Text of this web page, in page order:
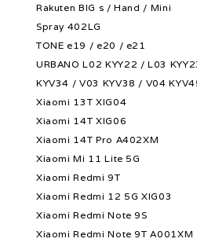
Rakuten BIG s / Hand / Mini
Spray 402LG
TONE e19 / e20 / e21
URBANO L02 KYY22 / L03
KYV34 / V03 KYV38 / V04
Xiaomi 13T XIG04
Xiaomi 14T XIG06
Xiaomi 14T Pro A402XM
Xiaomi Mi 11 Lite 5G
Xiaomi Redmi 9T
Xiaomi Redmi 12 5G XIG03
Xiaomi Redmi Note 9S
Xiaomi Redmi Note 9T A001XM